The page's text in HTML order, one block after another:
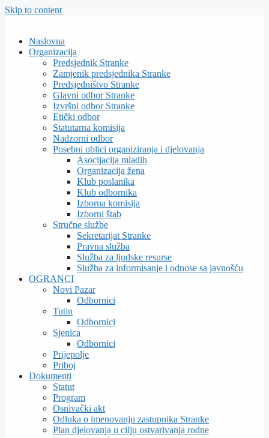
Skip to content
Naslovna
Organizacija
Predsjednik Stranke
Zamjenik predsjednika Stranke
Predsjedništvo Stranke
Glavni odbor Stranke
Izvršni odbor Stranke
Etički odbor
Statutarna komisija
Nadzorni odbor
Posebni oblici organiziranja i djelovanja
Asocijacija mladih
Organizacija žena
Klub poslanika
Klub odbornika
Izborna komisija
Izborni štab
Stručne službe
Sekretarijat Stranke
Pravna služba
Služba za ljudske resurse
Služba za informisanje i odnose sa javnošću
OGRANCI
Novi Pazar
Odbornici
Tutin
Odbornici
Sjenica
Odbornici
Prijepolje
Priboj
Dokumenti
Statut
Program
Osnivački akt
Odluka o imenovanju zastupnika Stranke
Plan djelovanja u cilju ostvarivanja rodne